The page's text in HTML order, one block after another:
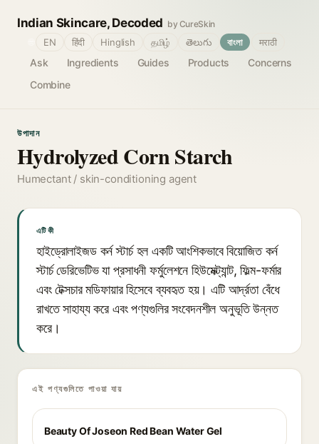
Indian Skincare, Decoded by CureSkin
Ask Ingredients Guides Products
Concerns
Combine
EN हिंदी Hinglish தமிழ் తెలుగు বাংলা मराठी
উপাদান
Hydrolyzed Corn Starch
Humectant / skin-conditioning agent
এটি কী
হাইড্রোলাইজড কর্ন স্টার্চ হল একটি আংশিকভাবে বিয়োজিত কর্ন
স্টার্চ ডেরিভেটিভ যা প্রসাধনী ফর্মুলেশনে হিউমেক্ট্যান্ট, ফিল্ম-ফর্মার
এবং টেক্সচার মডিফায়ার হিসেবে ব্যবহৃত হয়। এটি আর্দ্রতা বেঁধে
রাখতে সাহায্য করে এবং পণ্যগুলির সংবেদনশীল অনুভূতি উন্নত
করে।
এই পণ্যগুলিতে পাওয়া যায়
Beauty Of Joseon Red Bean Water Gel